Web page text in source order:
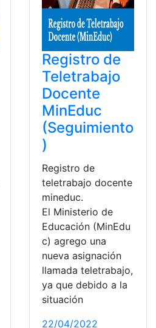
Registro de
Teletrabajo
Docente
MinEduc
(Seguimiento
)
Registro de
teletrabajo docente
mineduc.
El Ministerio de
Educación (MinEdu
c) agrego una
nueva asignación
llamada teletrabajo,
ya que debido a la
situación
22/04/2022